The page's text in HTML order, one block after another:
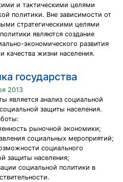
и тактическими целями
политики. Вне зависимости от
стратегическими целями
являются создание
экономического развития
качества жизни населения.
государства
2013
является анализ социальной
защиты населения.
рыночной экономики;
социальных мероприятий;
социального
защиты населения;
социальной политики в